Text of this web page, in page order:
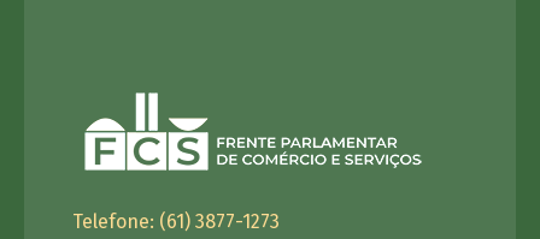
Telefone: (61) 3877-1273